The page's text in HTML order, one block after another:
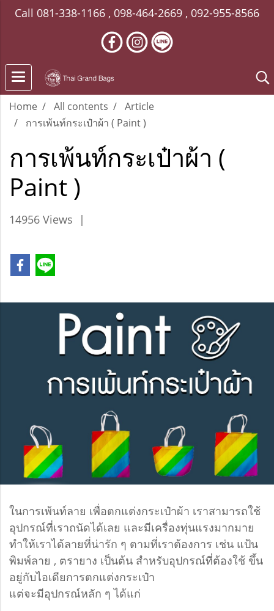
Call 081-338-1166 , 098-464-2669 , 092-955-8566
Home All contents
Article
การเพ้นท์กระเป๋าผ้า ( Paint )
การเพ้นท์กระเป๋าผ้า (
Paint )
14956 Views |
ในการเพ้นท์ลาย เพื่อตกแต่งกระเป๋าผ้า เราสามารถใช้
อุปกรณ์ที่เราถนัดได้เลย และมีเครื่องทุ่นแรงมากมาย
ทำให้เราได้ลายที่น่ารัก ๆ ตามที่เราต้องการ เช่น แป้น
พิมพ์ลาย , ตรายาง เป็นต้น สำหรับอุปกรณ์ที่ต้องใช้ ขึ้น
อยู่กับไอเดียการตกแต่งกระเป๋า
แต่จะมีอุปกรณ์หลัก ๆ ได้แก่